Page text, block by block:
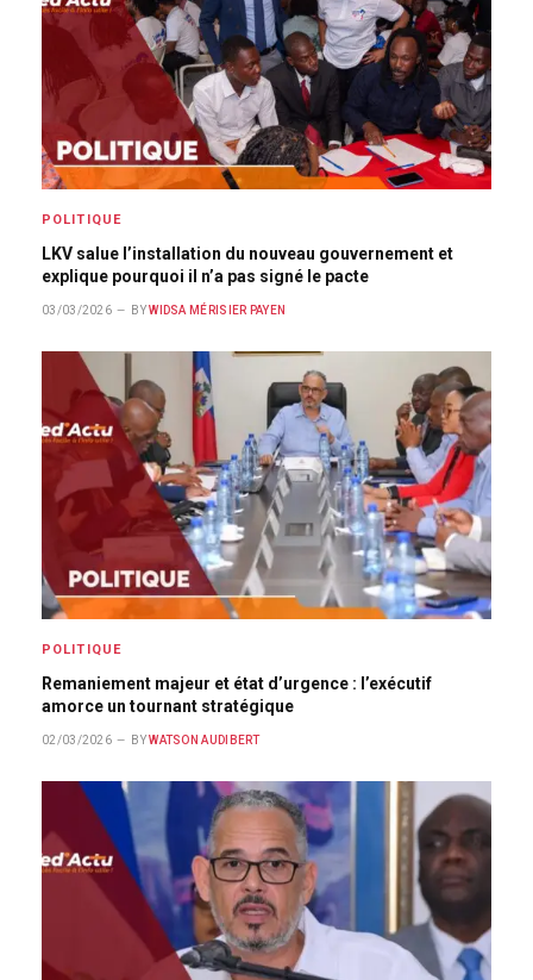
POLITIQUE
LKV salue l’installation du nouveau gouvernement et
explique pourquoi il n’a pas signé le pacte
03/03/2026 BY WIDSA MÉRISIER PAYEN
POLITIQUE
Remaniement majeur et état d’urgence : l’exécutif
amorce un tournant stratégique
02/03/2026 BY WATSON AUDIBERT